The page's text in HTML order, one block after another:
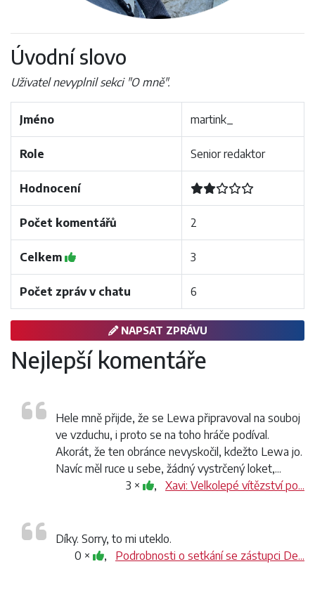
Úvodní slovo
Uživatel nevyplnil sekci "O mně".
Jméno martink_
Role Senior redaktor
Hodnocení
Počet komentářů 2
Celkem 3
Počet zpráv v chatu 6
NAPSAT ZPRÁVU
Nejlepší komentáře
Hele mně přijde, že se Lewa připravoval na souboj
ve vzduchu, i proto se na toho hráče podíval.
Akorát, že ten obránce nevyskočil, kdežto Lewa jo.
Navíc měl ruce u sebe, žádný vystrčený loket,...
3 ×
, Xavi: Velkolepé vítězství po...
Díky. Sorry, to mi uteklo.
0 ×
, Podrobnosti o setkání se zástupci De...